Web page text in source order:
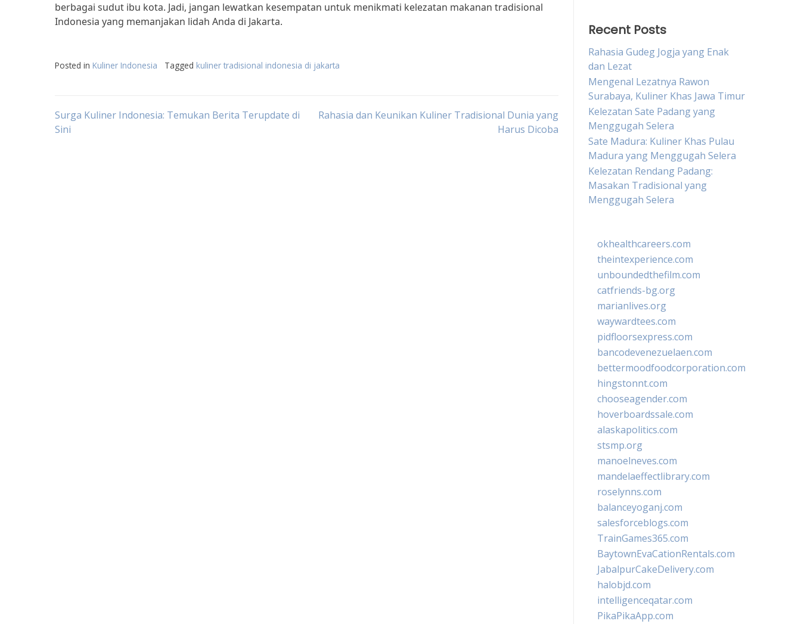
berbagai sudut ibu kota. Jadi, jangan lewatkan kesempatan untuk menikmati kelezatan makanan tradisional
Indonesia yang memanjakan lidah Anda di Jakarta.
Posted in Kuliner Indonesia Tagged kuliner tradisional indonesia di jakarta
Post
Surga Kuliner Indonesia: Temukan Berita Terupdate di
Sini
Rahasia dan Keunikan Kuliner Tradisional Dunia yang
Harus Dicoba
Recent Posts
Rahasia Gudeg Jogja yang Enak
dan Lezat
Mengenal Lezatnya Rawon
Surabaya, Kuliner Khas Jawa Timur
Kelezatan Sate Padang yang
Menggugah Selera
Sate Madura: Kuliner Khas Pulau
Madura yang Menggugah Selera
Kelezatan Rendang Padang:
Masakan Tradisional yang
Menggugah Selera
okhealthcareers.com
theintexperience.com
unboundedthefilm.com
catfriends-bg.org
marianlives.org
waywardtees.com
pidfloorsexpress.com
bancodevenezuelaen.com
bettermoodfoodcorporation.com
hingstonnt.com
chooseagender.com
hoverboardssale.com
alaskapolitics.com
stsmp.org
manoelneves.com
mandelaeffectlibrary.com
roselynns.com
balanceyoganj.com
salesforceblogs.com
TrainGames365.com
BaytownEvaCationRentals.com
JabalpurCakeDelivery.com
halobjd.com
intelligenceqatar.com
PikaPikaApp.com